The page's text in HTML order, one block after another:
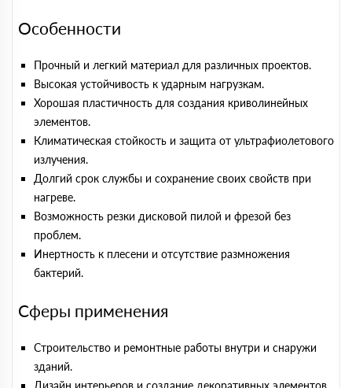
Особенности
Прочный и легкий материал для различных проектов.
Высокая устойчивость к ударным нагрузкам.
Хорошая пластичность для создания криволинейных
элементов.
Климатическая стойкость и защита от ультрафиолетового
излучения.
Долгий срок службы и сохранение своих свойств при
нагреве.
Возможность резки дисковой пилой и фрезой без
проблем.
Инертность к плесени и отсутствие размножения
бактерий.
Сферы применения
Строительство и ремонтные работы внутри и снаружи
зданий.
Дизайн интерьеров и создание декоративных элементов.